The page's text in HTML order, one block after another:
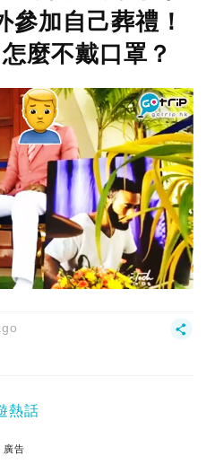
參加自己葬禮！
麼不戴口罩？
熱話
廣告